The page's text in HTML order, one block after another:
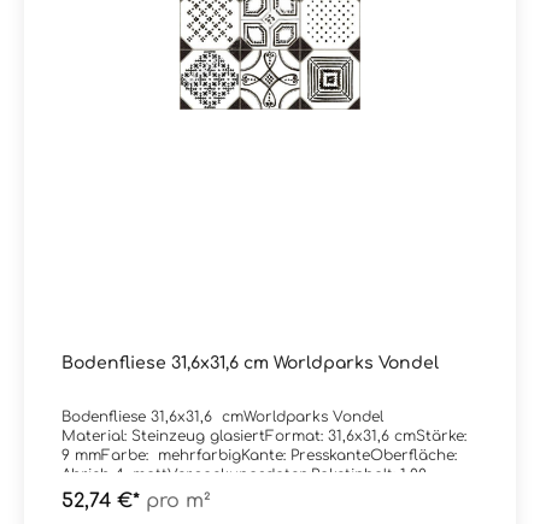
Bodenfliese 31,6x31,6 cm Worldparks Vondel
Bodenfliese 31,6x31,6 cmWorldparks Vondel
Material: Steinzeug glasiertFormat: 31,6x31,6 cmStärke:
9 mmFarbe: mehrfarbigKante: PresskanteOberfläche:
Abrieb 4, mattVerpackungsdaten:Paketinhalt: 1,00
m²Paletteninhalt: 56,00 m²
52,74 €* pro m²